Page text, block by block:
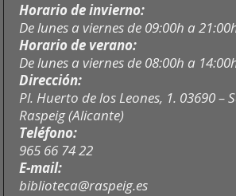
Horario de invierno:
De lunes a viernes de 09:00h a
Horario de verano:
De lunes a viernes de 08:00h a
Dirección:
Pl. Huerto de los Leones, 1. 03690 –
Raspeig (Alicante)
Teléfono:
965 66 74 22
E-mail:
biblioteca@raspeig.es